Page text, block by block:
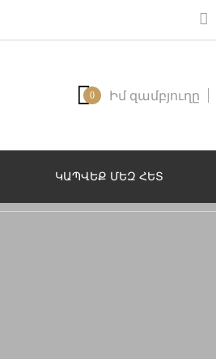
0 Իմ զամբյուղը
ԿԱՊՎԵՔ ՄԵԶ ՀԵՏ